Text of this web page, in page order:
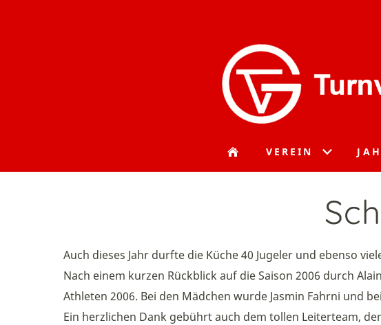
VEREIN
Auch dieses Jahr durfte die Küche 40 Jugeler und ebenso
Nach einem kurzen Rückblick auf die Saison 2006 durch
Athleten 2006. Bei den Mädchen wurde Jasmin Fahrni und
Ein herzlichen Dank gebührt auch dem tollen Leiterteam,